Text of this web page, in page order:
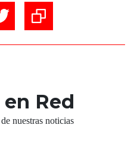
Red
nuestras noticias